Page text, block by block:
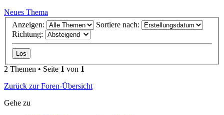
Neues Thema
Anzeigen:
Sortiere nach:
Richtung:
2 Themen • Seite 1 von 1
Zurück zur Foren-Übersicht
Gehe zu